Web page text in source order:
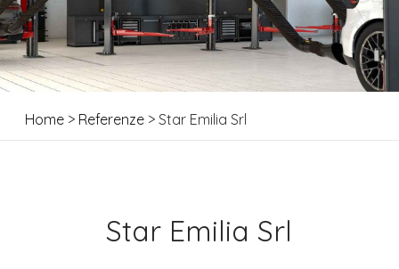
Home > Referenze > Star Emilia Srl
Star Emilia Srl